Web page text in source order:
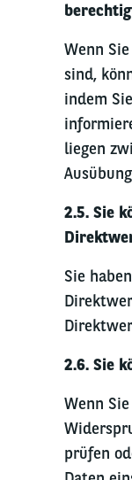
Wenn
sind,
indem
liegen
2.5. Sie
Sie
2.6. Sie
Wenn
prüfen